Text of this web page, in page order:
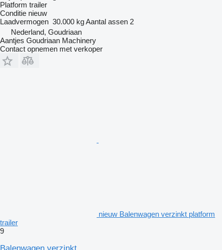
Platform trailer
Conditie nieuw
Laadvermogen 30.000 kgAantal assen 2
Nederland, Goudriaan
Aantjes Goudriaan Machinery
Contact opnemen met verkoper
nieuw Balenwagen verzinkt platform
trailer
9
Balenwagen verzinkt